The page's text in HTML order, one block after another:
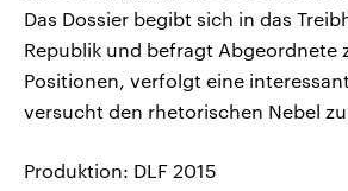
Das Dossier begibt sich in das
Republik und befragt Abgeordnete
Positionen, verfolgt eine
versucht den rhetorischen Nebel
Produktion: DLF 2015